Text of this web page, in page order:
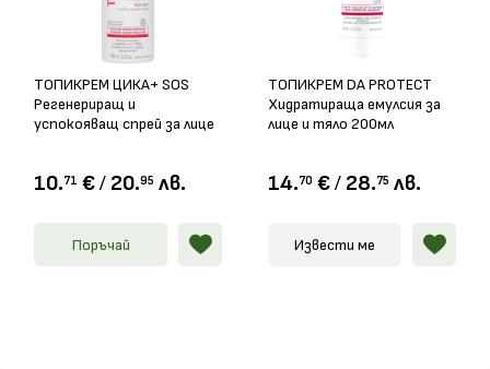
ТОПИКРЕМ ЦИКА+ SOS
Регенериращ и
успокояващ спрей за лице
10.71 €/ 20.95 лв.
Поръчай
ТОПИКРЕМ DA PROTECT
Хидратираща емулсия за
лице и тяло 200мл
14.70 €/ 28.75 лв.
Извести ме